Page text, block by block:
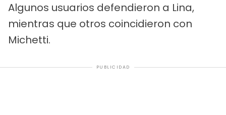
Algunos usuarios defendieron a Lina,
mientras que otros coincidieron con
Michetti.
PUBLICIDAD